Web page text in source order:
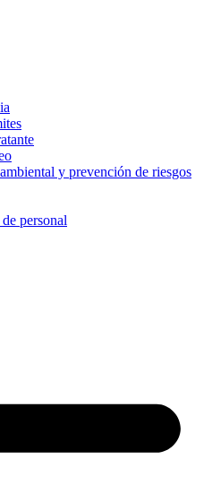
y prevención de riesgos
personal